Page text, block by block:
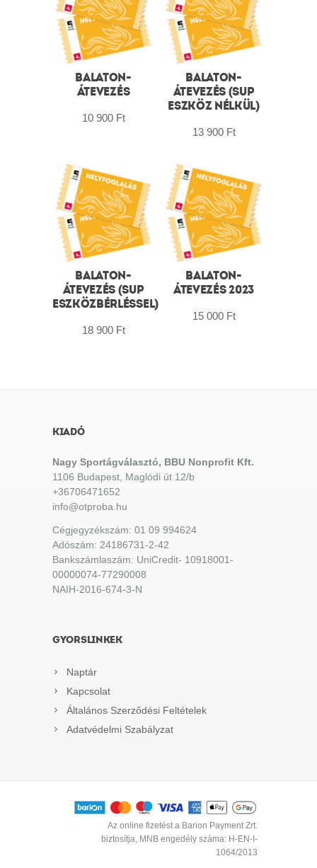
BALATON-
ÁTEVEZÉS
10 900 Ft
BALATON-
ÁTEVEZÉS (SUP
ESZKÖZ NÉLKÜL)
13 900 Ft
BALATON-
ÁTEVEZÉS (SUP
ESZKÖZBÉRLÉSSEL)
18 900 Ft
BALATON-
ÁTEVEZÉS 2023
15 000 Ft
KIADÓ
Nagy Sportágválasztó, BBU Nonprofit Kft.
1106 Budapest, Maglódi út 12/b
+36706471652
info@otproba.hu
Cégjegyzékszám: 01 09 994624
Adószám: 24186731-2-42
Bankszámlaszám: UniCredit- 10918001-
00000074-77290008
NAIH-2016-674-3-N
GYORSLINKEK
Naptár
Kapcsolat
Általános Szerződési Feltételek
Adatvédelmi Szabályzat
Az online fizetést a Barion Payment Zrt.
biztosítja, MNB engedély száma: H-EN-I-
1064/2013